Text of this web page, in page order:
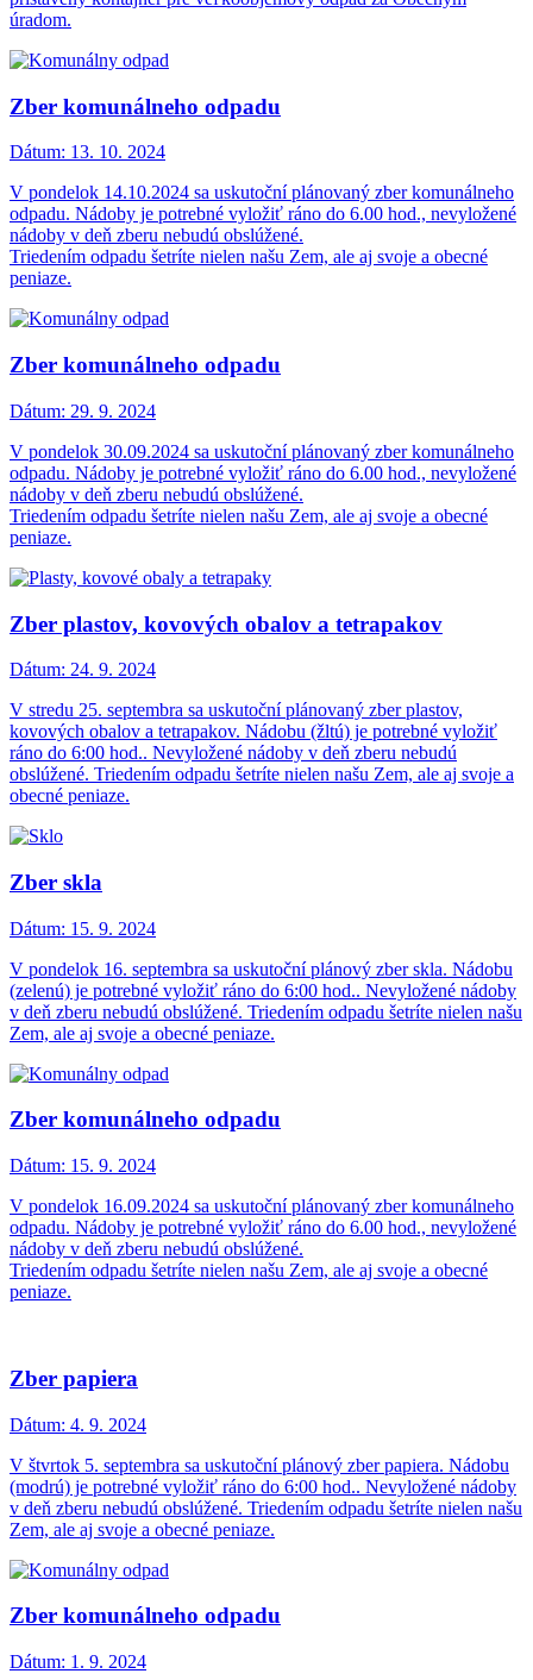
úradom.
Zber komunálneho odpadu
Dátum: 13. 10. 2024
V pondelok 14.10.2024 sa uskutoční plánovaný zber komunálneho
odpadu. Nádoby je potrebné vyložiť ráno do 6.00 hod., nevyložené
nádoby v deň zberu nebudú obslúžené.
Triedením odpadu šetríte nielen našu Zem, ale aj svoje a obecné
peniaze.
Zber komunálneho odpadu
Dátum: 29. 9. 2024
V pondelok 30.09.2024 sa uskutoční plánovaný zber komunálneho
odpadu. Nádoby je potrebné vyložiť ráno do 6.00 hod., nevyložené
nádoby v deň zberu nebudú obslúžené.
Triedením odpadu šetríte nielen našu Zem, ale aj svoje a obecné
peniaze.
Zber plastov, kovových obalov a tetrapakov
Dátum: 24. 9. 2024
V stredu 25. septembra sa uskutoční plánovaný zber plastov,
kovových obalov a tetrapakov. Nádobu (žltú) je potrebné vyložiť
ráno do 6:00 hod.. Nevyložené nádoby v deň zberu nebudú
obslúžené. Triedením odpadu šetríte nielen našu Zem, ale aj svoje a
obecné peniaze.
Zber skla
Dátum: 15. 9. 2024
V pondelok 16. septembra sa uskutoční plánový zber skla. Nádobu
(zelenú) je potrebné vyložiť ráno do 6:00 hod.. Nevyložené nádoby
v deň zberu nebudú obslúžené. Triedením odpadu šetríte nielen našu
Zem, ale aj svoje a obecné peniaze.
Zber komunálneho odpadu
Dátum: 15. 9. 2024
V pondelok 16.09.2024 sa uskutoční plánovaný zber komunálneho
odpadu. Nádoby je potrebné vyložiť ráno do 6.00 hod., nevyložené
nádoby v deň zberu nebudú obslúžené.
Triedením odpadu šetríte nielen našu Zem, ale aj svoje a obecné
peniaze.
Zber papiera
Dátum: 4. 9. 2024
V štvrtok 5. septembra sa uskutoční plánový zber papiera. Nádobu
(modrú) je potrebné vyložiť ráno do 6:00 hod.. Nevyložené nádoby
v deň zberu nebudú obslúžené. Triedením odpadu šetríte nielen našu
Zem, ale aj svoje a obecné peniaze.
Zber komunálneho odpadu
Dátum: 1. 9. 2024